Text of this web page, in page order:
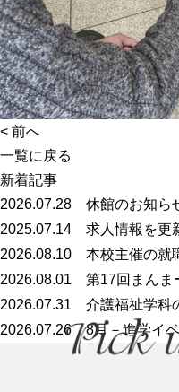
< 前へ
一覧に戻る
新着記事
2026.07.28 休館のお知ら
2025.07.14 求人情報を更
2026.08.10 本校主催の就
2026.08.01 第17回まんま
2026.07.31 介護福祉学科
2026.07.268月－進学イベ